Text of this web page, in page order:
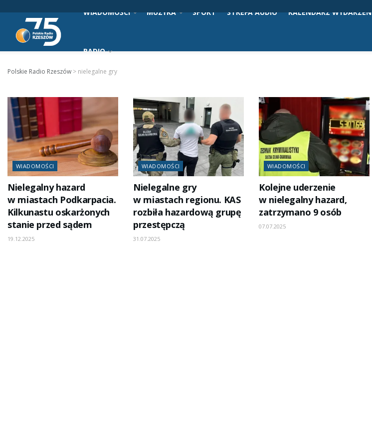
WIADOMOŚCI MUZYKA SPORT STREFA AUDIO KALENDARZ WYDARZEŃ
RADIO
Polskie Radio Rzeszów > nielegalne gry
WIADOMOŚCI
Nielegalny hazard
w miastach Podkarpacia.
Kilkunastu oskarżonych
stanie przed sądem
19.12.2025
WIADOMOŚCI
Nielegalne gry
w miastach regionu. KAS
rozbiła hazardową grupę
przestępczą
31.07.2025
WIADOMOŚCI
Kolejne uderzenie
w nielegalny hazard,
zatrzymano 9 osób
07.07.2025